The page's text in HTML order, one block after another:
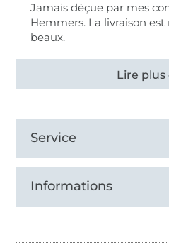
Jamais déçue par mes
Hemmers. La livraison
beaux.
Voir tous les 11495
Service
Informations